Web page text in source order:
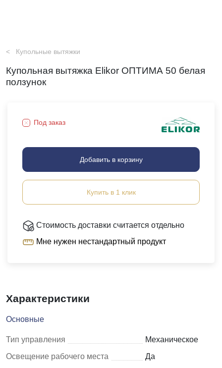
Купольные вытяжки
Купольная вытяжка Elikor ОПТИМА 50 белая
ползунок
Под заказ
Добавить в корзину
Купить в 1 клик
Стоимость доставки считается отдельно
Мне нужен нестандартный продукт
Характеристики
Основные
Тип управления
Механическое
Освещение рабочего места
Да